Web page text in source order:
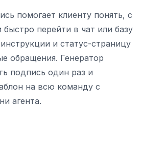
помогает клиенту понять, с
перейти в чат или базу
и статус-страницу
обращения. Генератор
подпись один раз и
на всю команду с
агента.